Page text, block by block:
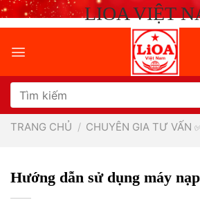
Chuyển
đến
dung
LIOA VIỆT
Tìm
kiếm:
TRANG CHỦ / CHUYÊN GIA TƯ VẤN
Hướng dẫn sử dụng máy